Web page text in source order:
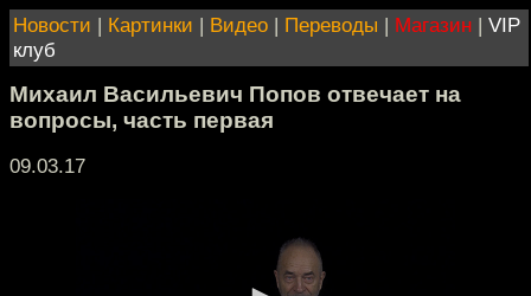
Новости | Картинки | Видео | Переводы | Магазин | VIP
клуб
Михаил Васильевич Попов отвечает на
вопросы, часть первая
09.03.17